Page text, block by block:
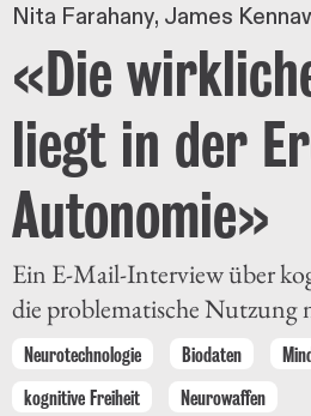
Nita Farahany James
«Die
liegt in der
Autonomie»
Ein E-Mail-Interview über
die problematische Nutzung
Neurotechnologie Biodaten
kognitive Freiheit
Neurowaffen